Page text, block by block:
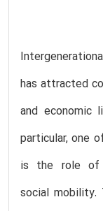
has attracted
and economic
particular, one
is the role of
social mobility.